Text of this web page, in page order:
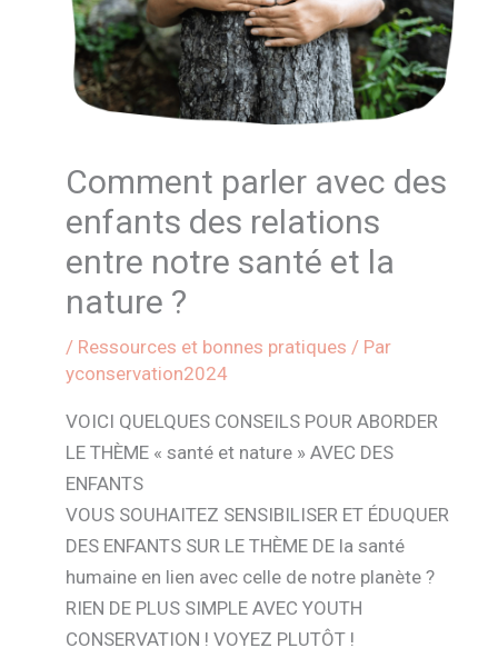
Comment parler avec des
enfants des relations
entre notre santé et la
nature ?
/ Ressources et bonnes pratiques / Par
yconservation2024
VOICI QUELQUES CONSEILS POUR ABORDER
LE THÈME « santé et nature » AVEC DES
ENFANTS
VOUS SOUHAITEZ SENSIBILISER ET ÉDUQUER
DES ENFANTS SUR LE THÈME DE la santé
humaine en lien avec celle de notre planète ?
RIEN DE PLUS SIMPLE AVEC YOUTH
CONSERVATION ! VOYEZ PLUTÔT !